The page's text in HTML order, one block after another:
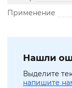
Применение
Нашли
Выделите
напишите